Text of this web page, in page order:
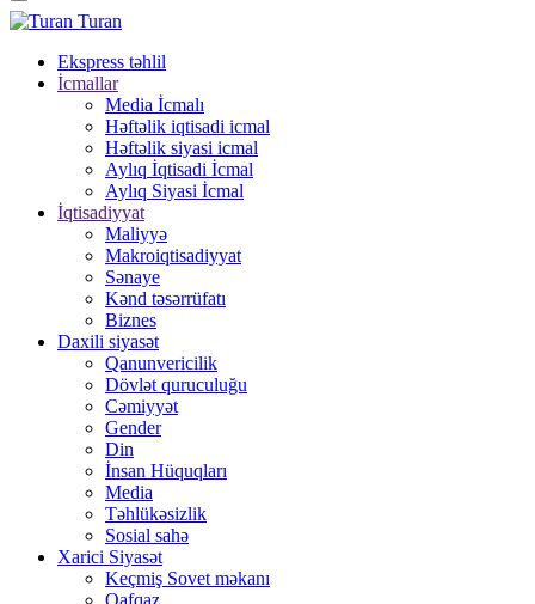
Turan
Ekspress təhlil
İcmallar
Media İcmalı
Həftəlik iqtisadi icmal
Həftəlik siyasi icmal
Aylıq İqtisadi İcmal
Aylıq Siyasi İcmal
İqtisadiyyat
Maliyyə
Makroiqtisadiyyat
Sənaye
Kənd təsərrüfatı
Biznes
Daxili siyasət
Qanunvericilik
Dövlət quruculuğu
Cəmiyyət
Gender
Din
İnsan Hüquqları
Media
Təhlükəsizlik
Sosial sahə
Xarici Siyasət
Keçmiş Sovet məkanı
Qafqaz